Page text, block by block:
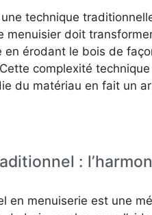
technique
menuisier doit
en érodant le bois de
complexité
du matériau en fait un
:
en menuiserie est une